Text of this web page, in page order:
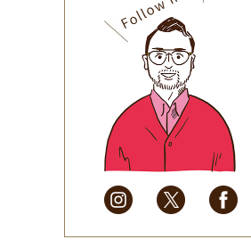
2025年9月(30)
2025年8月(31)
2025年7月(37)
2025年6月(48)
2025年5月
(41)
2025年4月
(32)
2025年3月(31)
2025年2月
(28)
2025年1月
(34)